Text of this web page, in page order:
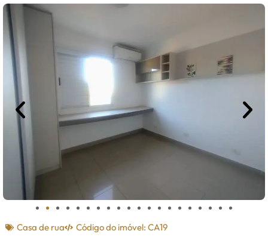
Casa de rua Código do imóvel: CA19